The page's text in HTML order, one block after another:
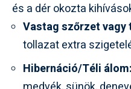
és a dér okozta
Vastag szőrzet vagy
tollazat extra
Hibernáció/Téli álom: